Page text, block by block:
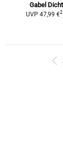
Gabel
UVP 47,99 €2